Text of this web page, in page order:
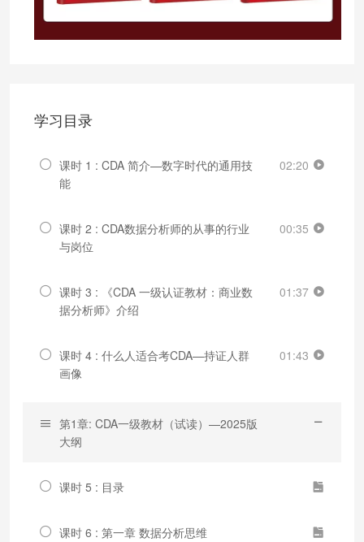
学习目录
课时 1 : CDA 简介—数字时代的通用技
能
02:20
课时 2 : CDA数据分析师的从事的行业
与岗位
00:35
课时 3 : 《CDA 一级认证教材：商业数
据分析师》介绍
01:37
课时 4 : 什么人适合考CDA—持证人群
画像
01:43
第1章: CDA一级教材（试读）—2025版
大纲
课时 5 : 目录
课时 6 : 第一章 数据分析思维